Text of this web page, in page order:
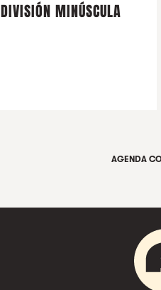
DIVISIÓN MINÚSCULA
AGENDA